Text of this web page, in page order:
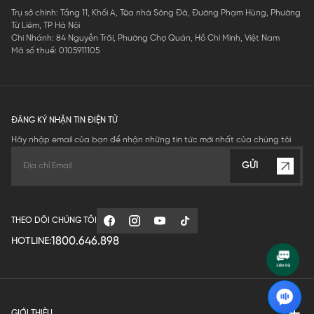
Trụ sở chính: Tầng 11, Khối A, Tòa nhà Sông Đà, Đường Phạm Hùng, Phường
Từ Liêm, TP Hà Nội
Chi Nhánh: 84 Nguyễn Trãi, Phường Chợ Quán, Hồ Chí Minh, Việt Nam
Mã số thuế: 0105911105
ĐĂNG KÝ NHẬN TIN ĐIỆN TỬ
Hãy nhập email của bạn để nhận những tin tức mới nhất của chúng tôi
GỬI
THEO DÕI CHÚNG TÔI
HOTLINE:1800.646.898